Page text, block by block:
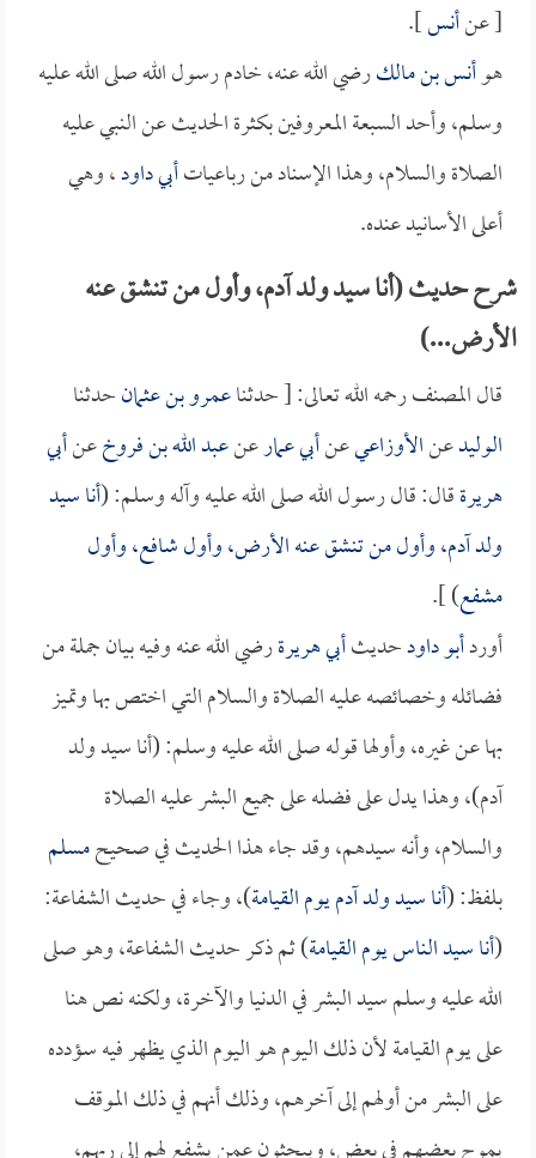
[ عنأنس].
هوأنس بن مالكرضي الله عنه، خادم رسول الله صلى الله عليه
وسلم، وأحد السبعة المعروفين بكثرة الحديث عن النبي عليه
الصلاة والسلام، وهذا الإسناد من رباعياتأبي داود، وهي
أعلى الأسانيد عنده.
شرح حديث (أنا سيد ولد آدم، وأول من تنشق عنه
الأرض...)
قال المصنف رحمه الله تعالى: [ حدثناعمرو بن عثمانحدثنا
الوليدعنالأوزاعيعنأبي عمارعنعبد الله بن فروخعنأبي
هريرةقال: قال رسول الله صلى الله عليه وآله وسلم: (أنا سيد
ولد آدم، وأول من تنشق عنه الأرض، وأول شافع، وأول
مشفع) ].
أوردأبو داودحديثأبي هريرةرضي الله عنه وفيه بيان جملة من
فضائله وخصائصه عليه الصلاة والسلام التي اختص بها وتميز
بها عن غيره، وأولها قوله صلى الله عليه وسلم: (أنا سيد ولد
آدم)، وهذا يدل على فضله على جميع البشر عليه الصلاة
والسلام، وأنه سيدهم، وقد جاء هذا الحديث في صحيحمسلم
بلفظ: (أنا سيد ولد آدم يوم القيامة)، وجاء في حديث الشفاعة:
(أنا سيد الناس يوم القيامة) ثم ذكر حديث الشفاعة، وهو صلى
الله عليه وسلم سيد البشر في الدنيا والآخرة، ولكنه نص هنا
على يوم القيامة لأن ذلك اليوم هو اليوم الذي يظهر فيه سؤدده
على البشر من أولهم إلى آخرهم، وذلك أنهم في ذلك الموقف